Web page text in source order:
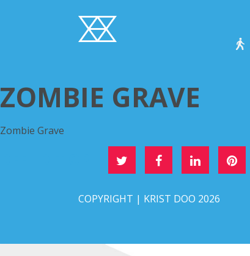
ZOMBIE GRAVE
Zombie Grave
COPYRIGHT | KRIST DOO 2026